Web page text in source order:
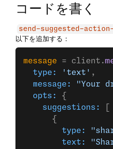
コードを書く
send-suggested-
以下を追加する：
message = client.
  type:
'text' ,
  message:
"Your
  opts:
{
    suggestions:
      {
        type:
        text: